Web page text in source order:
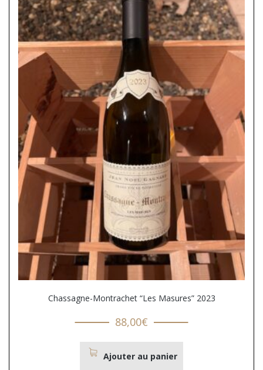
Chassagne-Montrachet “Les Masures” 2023
88,00€
Ajouter au panier